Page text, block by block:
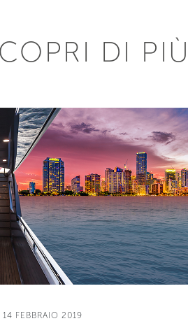
DI PIÙ
FEBBRAIO 2019